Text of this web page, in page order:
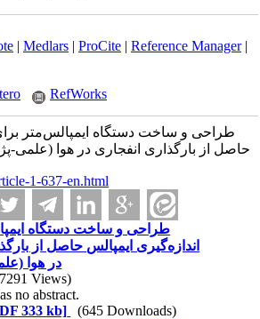
| Medlars| ProCite| Reference Manager|
RefWorks
طراحی و ساخت دستگاه ایمپالس‌متر
حاصل از بارگذاری انفجاری در هوا (علمی-
1-637-en.html
طراحی و ساخت دستگاه
اندازه‌گیری ایمپالس حاصل از
در هوا
Views)
no abstract.
333 kb]
(645 Downloads)